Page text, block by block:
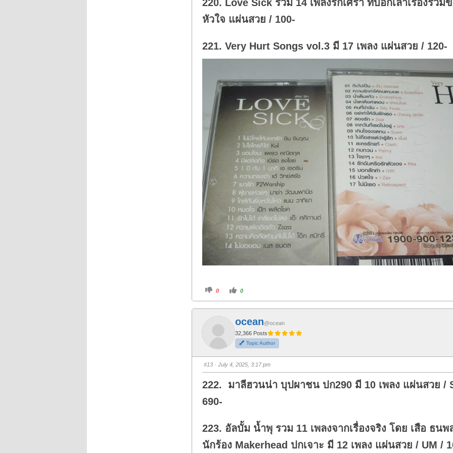
.
220. Love Sick รวม 14 เพลงรักเศร้า ที่บอกเล่าเรื่องรวม
หัวใจ แผ่นสวย / 100-
221. Very Hurt Songs vol.3 มี 17 เพลง แผ่นสวย / 120-
C
i
k
f
r
t
h
m
b
d
o
n
.
0
C
l
i
k
o
t
h
u
m
b
u
p
0
ocean@ocean
32,366 Posts
Topic Author
#13· July 4, 2025, 3:17 pm
222. มาลีฮวนน่า บุปผาชน ปก290 มี 10 เพลง แผ่นสวย /
690-
223. อัลบั้ม น้ำพุ รวม 11 เพลงจากเรื่องจริง โดย เสือ ธนพ
นักร้อง Makerhead ปกเจาะ มี 12 เพลง แผ่นสวย / UM /